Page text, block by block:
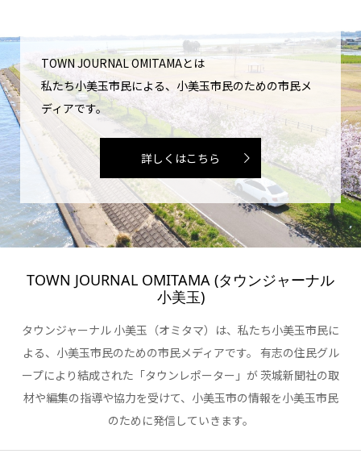
TOWN JOURNAL OMITAMAとは
私たち小美玉市民による、小美玉市民のための市民メ
ディアです。
詳しくはこちら
TOWN JOURNAL OMITAMA (タウンジャーナル
小美玉)
タウンジャーナル 小美玉（オミタマ）は、私たち小美玉市民に
よる、小美玉市民のための市民メディアです。 有志の住民グル
ープにより結成された「タウンレポーター」が 茨城新聞社の取
材や編集の指導や協力を受けて、小美玉市の情報を小美玉市民
のために発信していきます。